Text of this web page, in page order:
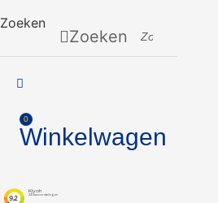
Zoeken
Zoeken
0
Winkelwagen